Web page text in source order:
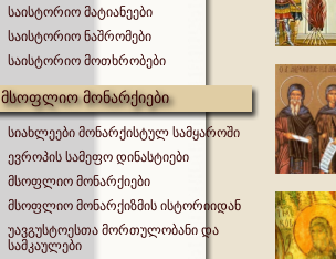
საისტორიო მატიანეები
საისტორიო ნაშრომები
საისტორიო მოთხრობები
მსოფლიო მონარქიები
სიახლეები მონარქისტულ სამყაროში
ევროპის სამეფო დინასტიები
მსოფლიო მონარქიები
მსოფლიო მონარქიზმის ისტორიიდან
უავგუსტოესთა მორთულობანი და
სამკაულები